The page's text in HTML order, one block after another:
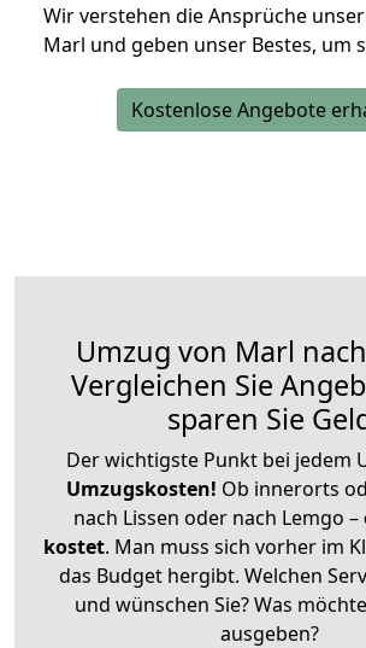
Wir verstehen die Ansprüche
Marl und geben unser Bestes, um
Kostenlose Angebote
Umzug von Marl
Vergleichen Sie
sparen Sie
Der wichtigste Punkt bei jedem
Umzugskosten! Ob innerorts
nach Lissen oder nach Lemgo –
kostet. Man muss sich vorher im
das Budget hergibt. Welchen
und wünschen Sie? Was
ausgeben?